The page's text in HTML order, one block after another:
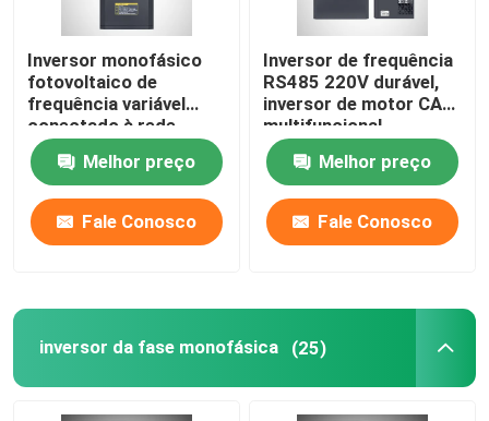
Unidade de freio do inversor
Reator CA Inversor
Inversor monofásico
fotovoltaico de
frequência variável
conectado à rede
KD600 MPPT 220V
Melhor preço
Fale Conosco
Inversor de frequência
RS485 220V durável,
inversor de motor CA
multifuncional
Melhor preço
Fale Conosco
inversor da fase monofásica (25)